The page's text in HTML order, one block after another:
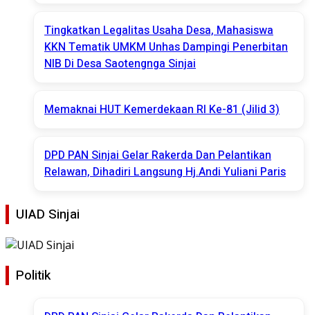
Tingkatkan Legalitas Usaha Desa, Mahasiswa
KKN Tematik UMKM Unhas Dampingi Penerbitan
NIB Di Desa Saotengnga Sinjai
Memaknai HUT Kemerdekaan RI Ke-81 (Jilid 3)
DPD PAN Sinjai Gelar Rakerda Dan Pelantikan
Relawan, Dihadiri Langsung Hj.Andi Yuliani Paris
UIAD Sinjai
Politik